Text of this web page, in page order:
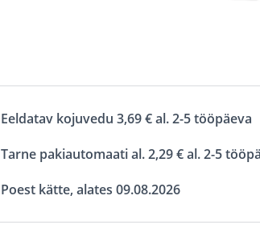
Eeldatav kojuvedu 3,69 € al. 2-5 tööpäeva
Tarne pakiautomaati al. 2,29 € al. 2-5
Poest kätte, alates 09.08.2026